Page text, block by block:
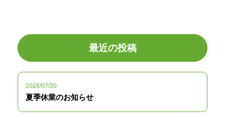
最近の投稿
2026/07/30
夏季休業のお知らせ